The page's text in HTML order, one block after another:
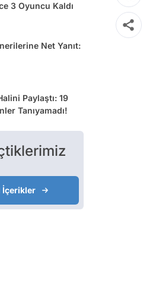
3 Oyuncu Kaldı
Net Yanıt:
Paylaştı: 19
Tanıyamadı!
İçerikler